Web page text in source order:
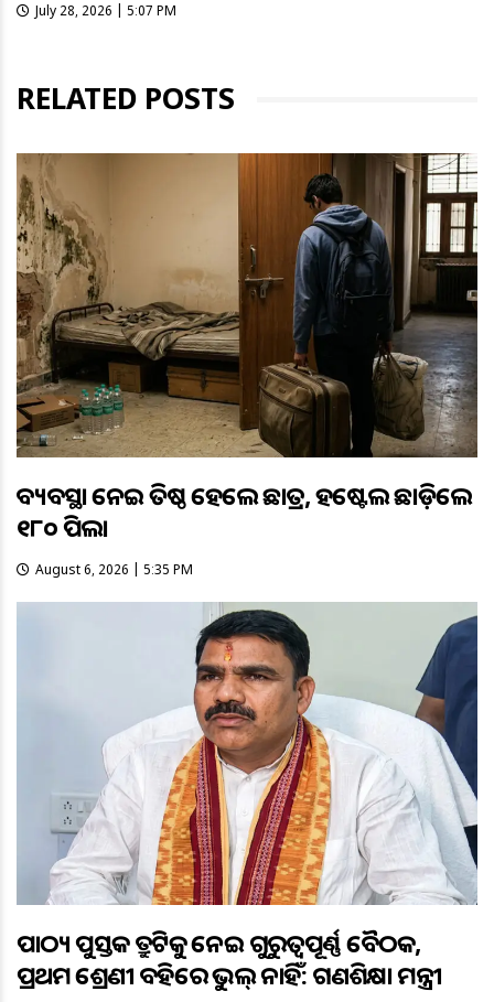
July 28, 2026 | 5:07 PM
RELATED POSTS
ଅବ୍ୟବସ୍ଥା ନେଇ ଅତିଷ୍ଠ ହେଲେ ଛାତ୍ର, ହଷ୍ଟେଲ ଛାଡ଼ିଲେ
୧୮୦ ପିଲା
August 6, 2026 | 5:35 PM
ପାଠ୍ୟ ପୁସ୍ତକ ତ୍ରୁଟିକୁ ନେଇ ଗୁରୁତ୍ବପୂର୍ଣ୍ଣ ବୈଠକ,
ପ୍ରଥମ ଶ୍ରେଣୀ ବହିରେ ଭୁଲ୍ ନାହିଁ: ଗଣଶିକ୍ଷା ମନ୍ତ୍ରୀ